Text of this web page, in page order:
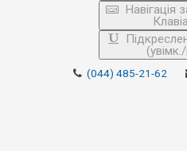
Навігація
(044) 485-21-62